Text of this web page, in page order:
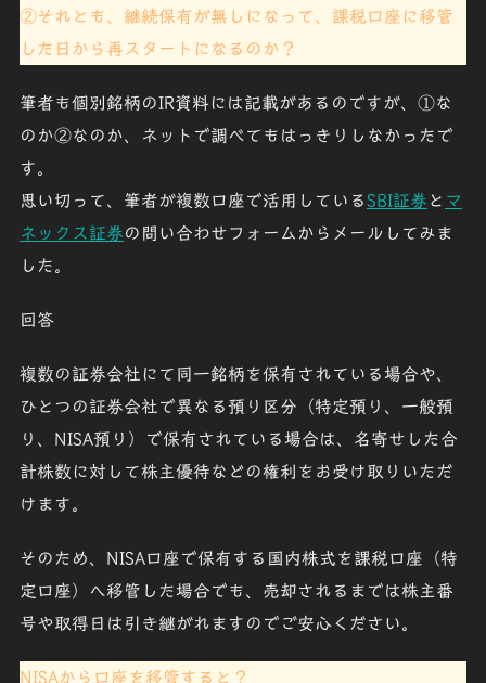
②それとも、継続保有が無しになって、 課税口座に移管
した日から再スタート になるのか？
筆者も個別銘柄のIR資料には記載があるのですが、①な
のか②なのか、ネットで調べてもはっきりしなかったで
す。
思い切って、筆者が複数口座で活用しているSBI証券 と マ
ネックス証券の問い合わせフォームからメールしてみま
した。
回答
複数の証券会社にて同一銘柄を保有されている場合や、
ひとつの証券会社で異なる預り区分（特定預り、一般預
り、NISA預り）で保有されている場合は、名寄せした合
計株数に対して株主優待などの権利をお受け取りいただ
けます。
そのため、 NISA口座で保有する国内株式を課税口座（特
定口座）へ移管 した場合でも、売却されるまでは株主番
号や取得日は引き継がれます のでご安心ください。
NISAから口座を移管すると？